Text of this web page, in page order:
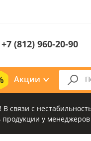
+7 (812) 960-20-90
Акции
связи с
продукции у